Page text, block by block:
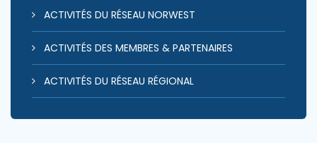
ACTIVITÉS DU RÉSEAU NORWEST
ACTIVITÉS DES MEMBRES & PARTENAIRES
ACTIVITÉS DU RÉSEAU RÉGIONAL